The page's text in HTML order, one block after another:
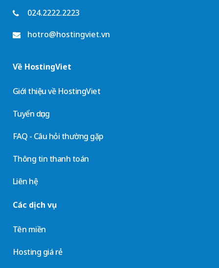
024.2222.2223
hotro@hostingviet.vn
Về HostingViet
Giới thiệu về HostingViet
Tuyển dụng
FAQ - Câu hỏi thường gặp
Thông tin thanh toán
Liên hệ
Các dịch vụ
Tên miền
Hosting giá rẻ